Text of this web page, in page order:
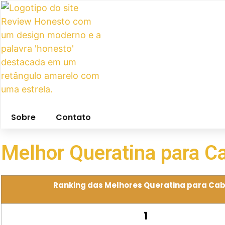
Pular
para
o
conteúdo
Sobre Contato
Melhor Queratina para
Ranking das Melhores Queratina para
1